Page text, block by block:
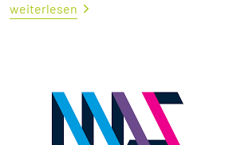
weiterlesen